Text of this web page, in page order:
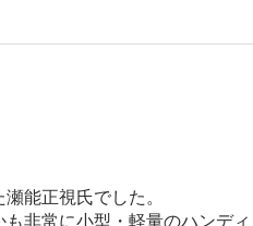
能正視氏でした。
非常に小型・軽量のハンディ